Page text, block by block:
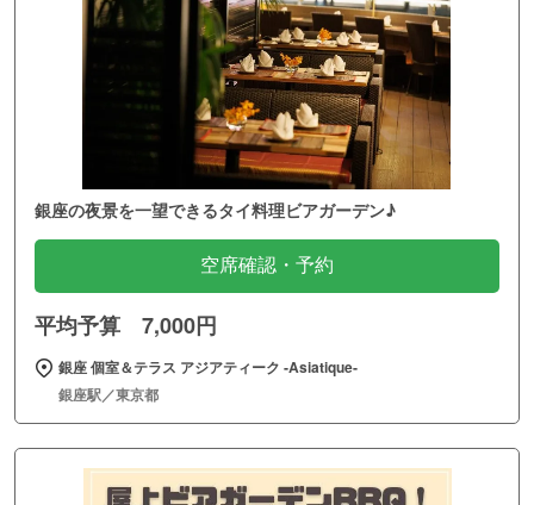
銀座の夜景を一望できるタイ料理ビアガーデン♪
空席確認・予約
平均予算 7,000円
銀座 個室＆テラス アジアティーク ‐Asiatique‐
銀座駅／東京都